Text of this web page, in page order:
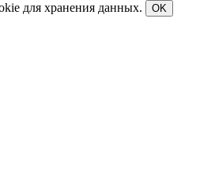
для хранения данных. OK